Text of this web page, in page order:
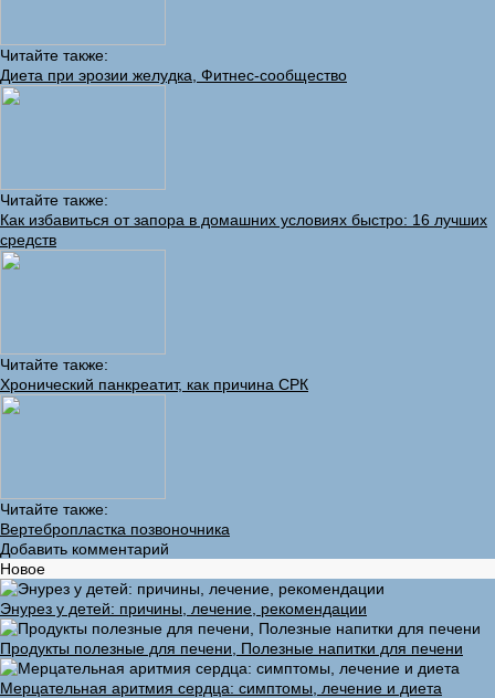
Читайте также:
Диета при эрозии желудка, Фитнес-сообщество
Читайте также:
Как избавиться от запора в домашних условиях быстро: 16 лучших
средств
Читайте также:
Хронический панкреатит, как причина СРК
Читайте также:
Вертебропластка позвоночника
Добавить комментарий
Новое
Энурез у детей: причины, лечение, рекомендации
Продукты полезные для печени, Полезные напитки для печени
Мерцательная аритмия сердца: симптомы, лечение и диета